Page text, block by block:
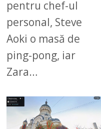
pentru chef-ul
personal, Steve
Aoki o masă de
ping-pong, iar
Zara…